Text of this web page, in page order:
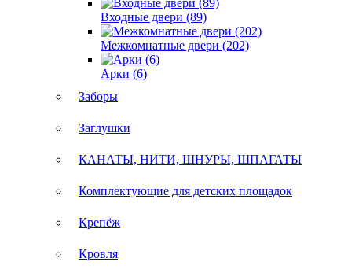
Входные двери (89)
Межкомнатные двери (202)
Арки (6)
Заборы
Заглушки
КАНАТЫ, НИТИ, ШНУРЫ, ШПАГАТЫ
Комплектующие для детских площадок
Крепёж
Кровля